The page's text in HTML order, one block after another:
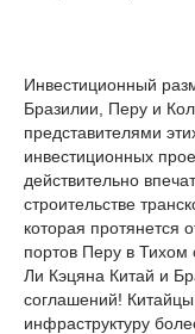
Инвестиционный
Бразилии, Перу и
представителями
инвестиционных
действительно
строительстве
которая протянется
портов Перу в Тихом
Ли Кэцяна Китай и
соглашений!
инфраструктуру